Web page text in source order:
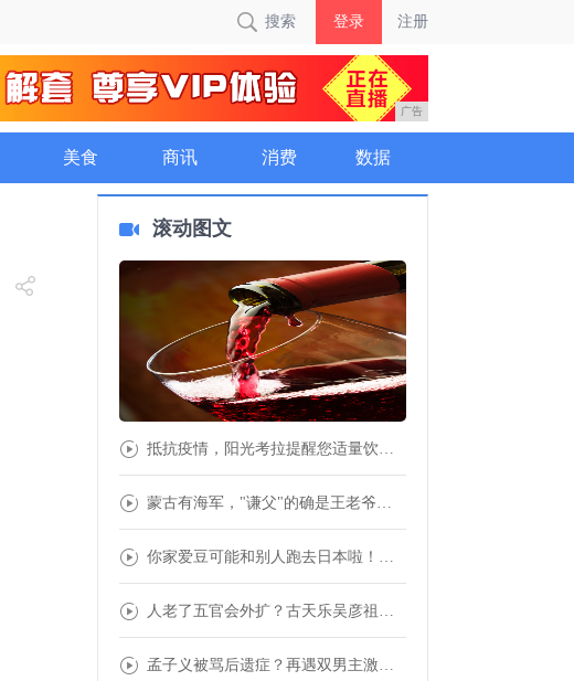
搜索 登录 注册
广告
美食 商讯 消费 数据
滚动图文
抵抗疫情，阳光考拉提醒您适量饮用红酒可增强
蒙古有海军，"谦父"的确是王老爷子，原来郭
你家爱豆可能和别人跑去日本啦！明星恋情疑似
人老了五官会外扩？古天乐吴彦祖眼皮越来越开
孟子义被骂后遗症？再遇双男主激动拒绝：女主